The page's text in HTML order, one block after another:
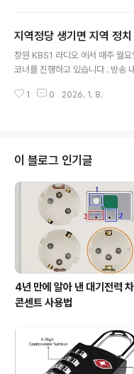
우리나라에 새로 도입된 글로벌 해
생각해 보겠습니다. 한국농촌경제
025년 1분기 우리나라 가구당 월
하게 조리할 수 있는 다양한 가공식
지역정당 생기면 지역 정
창원 KBS1 라디오 에서 매주 월요
코너를 진행하고 있습니다 . 방송
0. 13 방송분) 내년 지방선거가
않은 지역정당의 필요성에 대하여
우리나라에는 정당이 몇 개나 있
당을 국회의석 순서로 나열해보면
힘, 조국혁신당, 진보당, 개혁신당,
순서로 7개 주요 정당이 있는데
다 기억 못하시는 분들..
1 0 2026. 1. 8.
이 블로그 인기글
4년 만에 알아 낸 대기전력
콘센트 사용법